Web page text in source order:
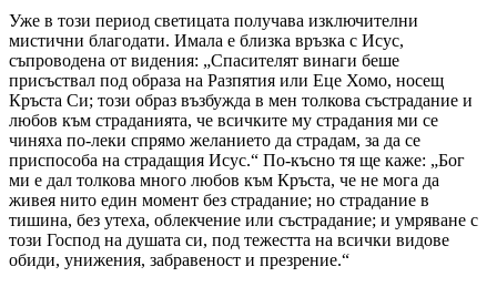
Уже в този период светицата получава изключителни
мистични благодати. Имала е близка връзка с Исус,
съпроводена от видения: „Спасителят винаги беше
присъствал под образа на Разпятия или Еце Хомо, носещ
Кръста Си; този образ възбужда в мен толкова състрадание и
любов към страданията, че всичките му страдания ми се
чиняха по-леки спрямо желанието да страдам, за да се
приспособа на страдащия Исус.“ По-късно тя ще каже: „Бог
ми е дал толкова много любов към Кръста, че не мога да
живея нито един момент без страдание; но страдание в
тишина, без утеха, облекчение или състрадание; и умряване с
този Господ на душата си, под тежестта на всички видове
обиди, унижения, забравеност и презрение.“